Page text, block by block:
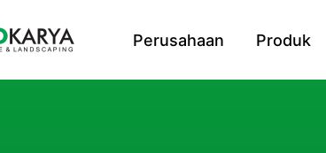
Perusahaan Produk